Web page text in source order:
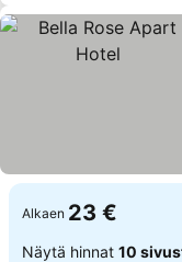
Alkaen 23 €
Näytä hinnat 10